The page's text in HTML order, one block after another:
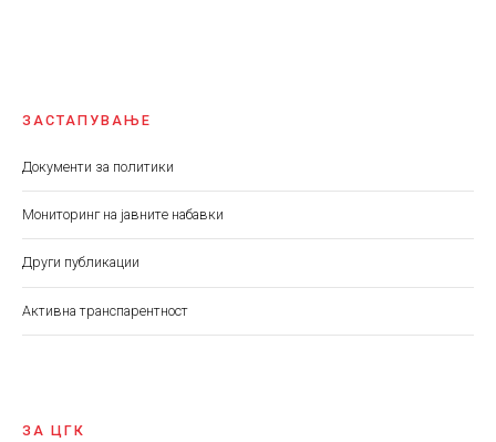
ЗАСТАПУВАЊЕ
Документи за политики
Мониторинг на јавните набавки
Други публикации
Aктивна транспарентност
ЗА ЦГК